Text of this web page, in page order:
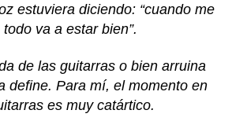
estuviera diciendo: “cuando me
va a estar bien”.
de las guitarras o bien arruina
define. Para mí, el momento en
es muy catártico.